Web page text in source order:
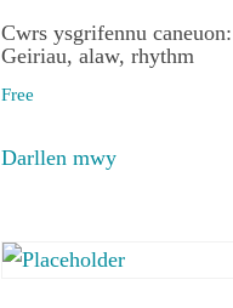
Cwrs ysgrifennu caneuon:
Geiriau, alaw, rhythm
Free
Darllen mwy